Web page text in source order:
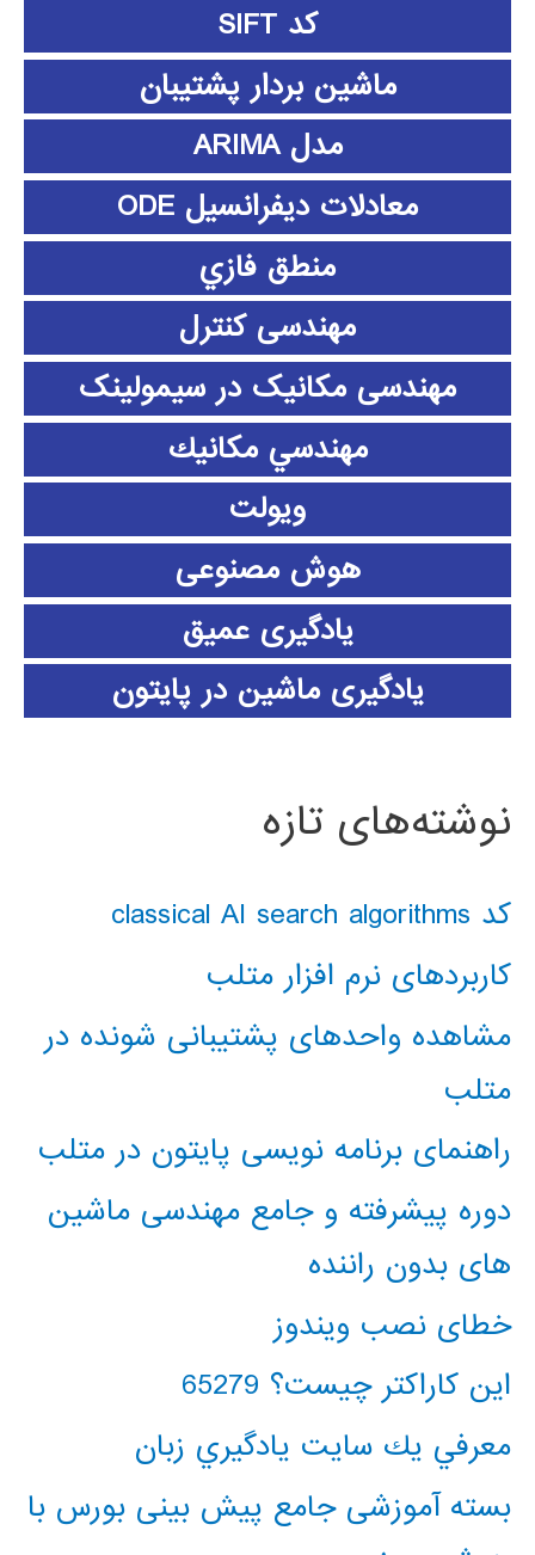
کد SIFT
ماشین بردار پشتیبان
مدل ARIMA
معادلات دیفرانسیل ODE
منطق فازي
مهندسی کنترل
مهندسی مکانیک در سیمولینک
مهندسي مكانيك
ویولت
هوش مصنوعی
یادگیری عمیق
یادگیری ماشین در پایتون
نوشته‌های تازه
کد classical AI search algorithms
کاربردهای نرم افزار متلب
مشاهده واحدهای پشتیبانی شونده در
متلب
راهنمای برنامه نویسی پایتون در متلب
دوره پیشرفته و جامع مهندسی ماشین
های بدون راننده
خطای نصب ویندوز
این کاراکتر چیست؟ 65279
معرفي يك سايت يادگيري زبان
بسته آموزشی جامع پیش بینی بورس با